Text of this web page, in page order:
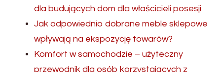
dla budujących dom dla właścicieli posesji
Jak odpowiednio dobrane meble sklepowe
wpływają na ekspozycję towarów?
Komfort w samochodzie – użyteczny
przewodnik dla osób korzystających z